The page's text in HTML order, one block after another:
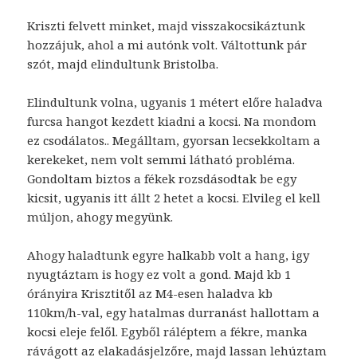
Kriszti felvett minket, majd visszakocsikáztunk
hozzájuk, ahol a mi autónk volt. Váltottunk pár
szót, majd elindultunk Bristolba.
Elindultunk volna, ugyanis 1 métert előre haladva
furcsa hangot kezdett kiadni a kocsi. Na mondom
ez csodálatos.. Megálltam, gyorsan lecsekkoltam a
kerekeket, nem volt semmi látható probléma.
Gondoltam biztos a fékek rozsdásodtak be egy
kicsit, ugyanis itt állt 2 hetet a kocsi. Elvileg el kell
múljon, ahogy megyünk.
Ahogy haladtunk egyre halkabb volt a hang, igy
nyugtáztam is hogy ez volt a gond. Majd kb 1
órányira Krisztitől az M4-esen haladva kb
110km/h-val, egy hatalmas durranást hallottam a
kocsi eleje felől. Egyből ráléptem a fékre, manka
rávágott az elakadásjelzőre, majd lassan lehúztam